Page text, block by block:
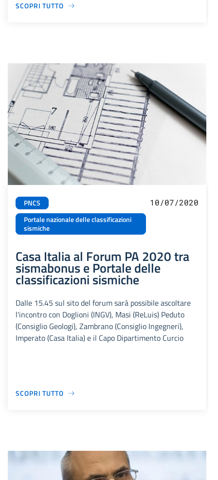
SCOPRI TUTTO
PNCS
Portale nazionale delle classificazioni
sismiche
10/07/2020
Casa Italia al Forum PA 2020 tra
sismabonus e Portale delle
classificazioni sismiche
Dalle 15.45 sul sito del forum sarà possibile ascoltare
l'incontro con Doglioni (INGV), Masi (ReLuis) Peduto
(Consiglio Geologi), Zambrano (Consiglio Ingegneri),
Imperato (Casa Italia) e il Capo Dipartimento Curcio
SCOPRI TUTTO